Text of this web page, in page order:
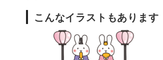
こんなイラストもあります